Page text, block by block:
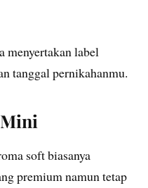
menyertakan label
tanggal pernikahanmu.
soft biasanya
premium namun tetap